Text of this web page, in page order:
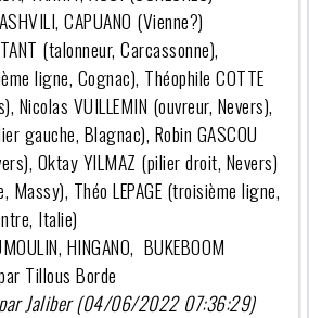
CAPUANO (Vienne?)
(talonneur, Carcassonne),
ligne, Cognac), Théophile COTTE
Nicolas VUILLEMIN (ouvreur, Nevers),
gauche, Blagnac), Robin GASCOU
Oktay YILMAZ (pilier droit, Nevers)
Massy), Théo LEPAGE (troisième ligne,
Italie)
HINGANO, BUKEBOOM
Tillous Borde
Jaliber (04/06/2022 07:36:29)